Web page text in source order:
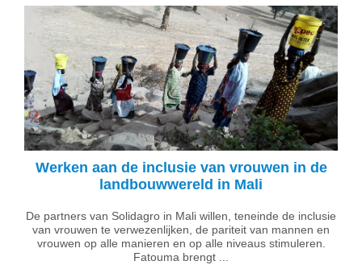
Werken aan de inclusie van vrouwen in de
landbouwwereld in Mali
De partners van Solidagro in Mali willen, teneinde de inclusie
van vrouwen te verwezenlijken, de pariteit van mannen en
vrouwen op alle manieren en op alle niveaus stimuleren.
Fatouma brengt ...